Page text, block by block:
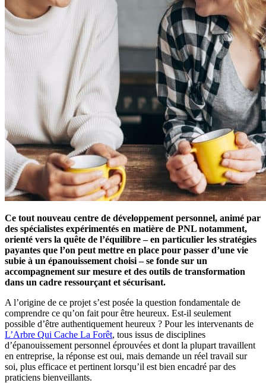
Ce tout nouveau centre de développement personnel, animé par
des spécialistes expérimentés en matière de PNL notamment,
orienté vers la quête de l’équilibre – en particulier les stratégies
payantes que l’on peut mettre en place pour passer d’une vie
subie à un épanouissement choisi – se fonde sur un
accompagnement sur mesure et des outils de transformation
dans un cadre ressourçant et sécurisant.
A l’origine de ce projet s’est posée la question fondamentale de
comprendre ce qu’on fait pour être heureux. Est-il seulement
possible d’être authentiquement heureux ? Pour les intervenants de
L’Arbre Qui Cache La Forêt, tous issus de disciplines
d’épanouissement personnel éprouvées et dont la plupart travaillent
en entreprise, la réponse est oui, mais demande un réel travail sur
soi, plus efficace et pertinent lorsqu’il est bien encadré par des
praticiens bienveillants.